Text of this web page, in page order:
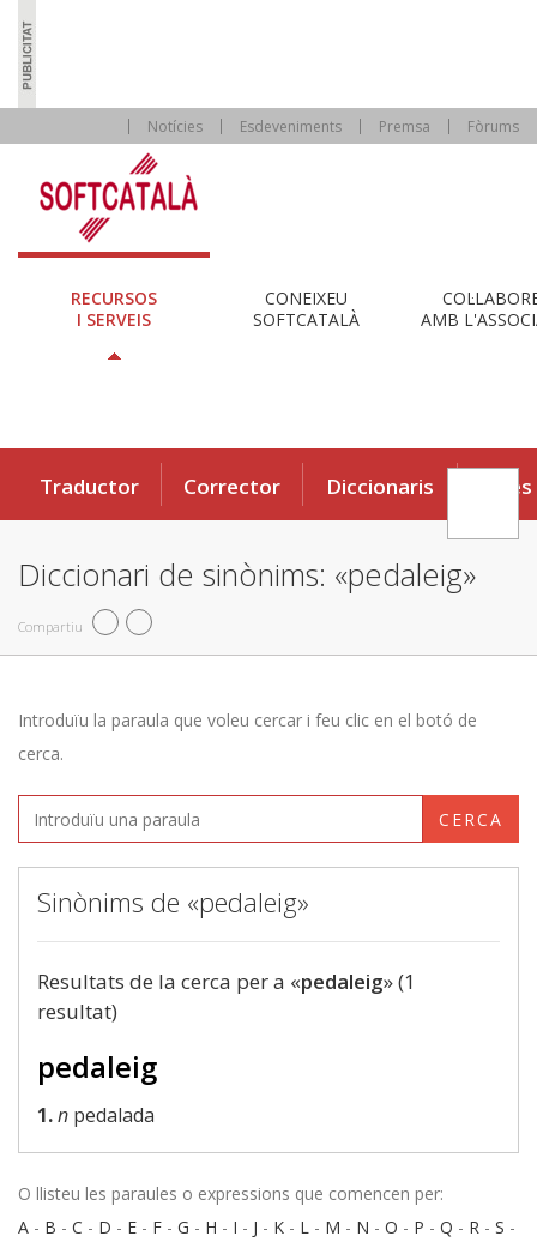
Notícies Esdeveniments Premsa Fòrums
RECURSOS
I SERVEIS
CONEIXEU
SOFTCATALÀ
AMB
Traductor Corrector Diccionaris Eines
Diccionari de sinònims: «pedaleig»
Compartiu
Introduïu la paraula que voleu cercar i feu clic en el botó de
cerca.
CERCA
Sinònims de «pedaleig»
Resultats de la cerca per a «pedaleig» (1
resultat)
pedaleig
1.n pedalada
O llisteu les paraules o expressions que comencen per:
A - B - C - D - E - F - G - H - I - J - K - L - M - N - O - P - Q - R - S -